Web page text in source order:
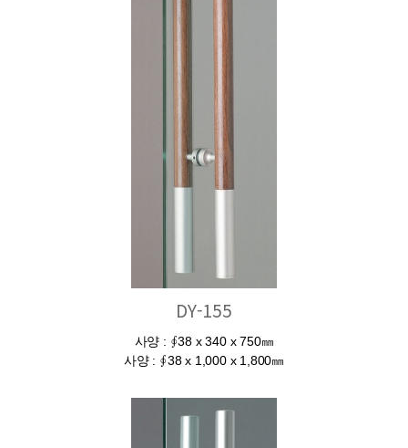
DY-155
사양 : ∮38 x 340 x 750㎜
사양 : ∮38 x 1,000 x 1,800㎜